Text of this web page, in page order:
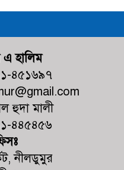
শিশুর মর্মান্তিক মৃত্যু,
আটক
জড়িত প্রত্যেক ব্যক্তিকে
এনে দ্রুত, নিরপেক্ষ ও
করতে হবে- মাহবুবুল
আয়োজনে জুলাই
র‍্যালি ও আলোচনা
হালিম
৪৫১৬৯৭
হুদা মালী
৪৪৫৪৫৬
নীলডুমুর